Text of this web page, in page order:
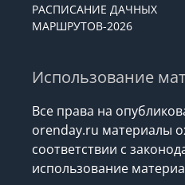
РАСПИСАНИЕ ДАЧНЫХ
МАРШРУТОВ-2026
Использование
Все права на
orenday.ru материалы
соответствии с
использование